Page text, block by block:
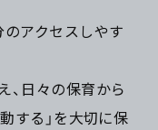
のアクセスしやす
、日々の保育から
動する」を大切に保